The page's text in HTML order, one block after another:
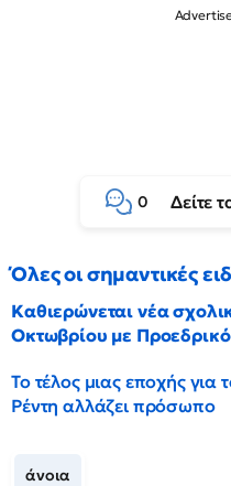
0 Δείτε
Όλες οι σημαντικές
Καθιερώνεται νέα
Οκτωβρίου με
Το τέλος μιας εποχής για
Ρέντη αλλάζει πρόσωπο
άνοια